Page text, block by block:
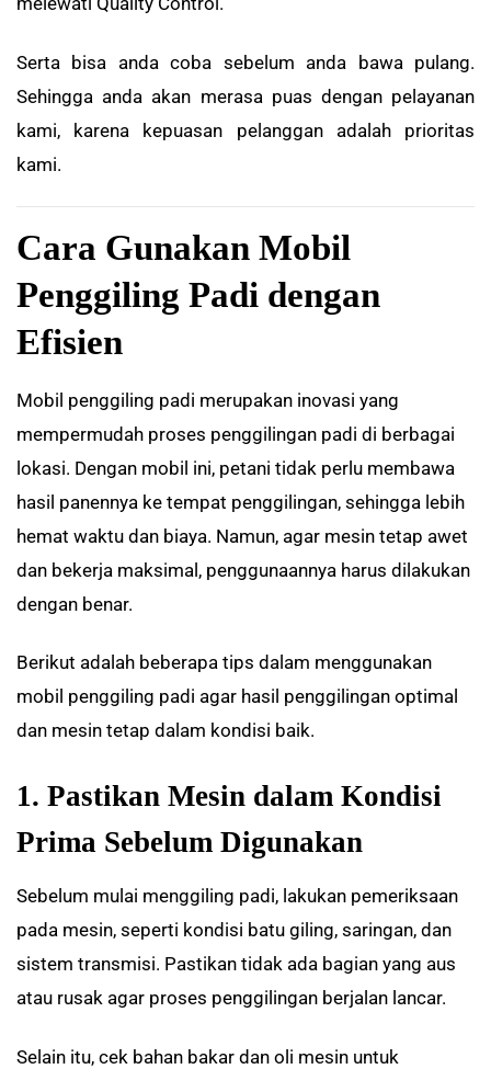
Serta bisa anda coba sebelum anda bawa pulang.
Sehingga anda akan merasa puas dengan pelayanan
kami, karena kepuasan pelanggan adalah prioritas
kami.
Cara Gunakan Mobil
Penggiling Padi dengan
Efisien
Mobil penggiling padi merupakan inovasi yang
mempermudah proses penggilingan padi di berbagai
lokasi. Dengan mobil ini, petani tidak perlu membawa
hasil panennya ke tempat penggilingan, sehingga lebih
hemat waktu dan biaya. Namun, agar mesin tetap awet
dan bekerja maksimal, penggunaannya harus dilakukan
dengan benar.
Berikut adalah beberapa tips dalam menggunakan
mobil penggiling padi agar hasil penggilingan optimal
dan mesin tetap dalam kondisi baik.
1. Pastikan Mesin dalam Kondisi
Prima Sebelum Digunakan
Sebelum mulai menggiling padi, lakukan pemeriksaan
pada mesin, seperti kondisi batu giling, saringan, dan
sistem transmisi. Pastikan tidak ada bagian yang aus
atau rusak agar proses penggilingan berjalan lancar.
Selain itu, cek bahan bakar dan oli mesin untuk